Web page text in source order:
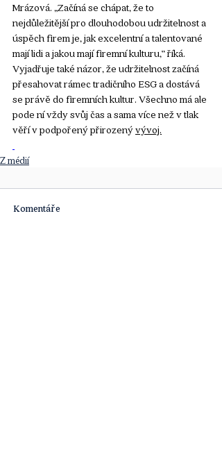
Mrázová. „Začíná se chápat, že to
nejdůležitější pro dlouhodobou udržitelnost a
úspěch firem je, jak excelentní a talentované
mají lidi a jakou mají firemní kulturu,“ říká.
Vyjadřuje také názor, že udržitelnost začíná
přesahovat rámec tradičního ESG a dostává
se právě do firemních kultur. Všechno má ale
pode ní vždy svůj čas a sama více než v tlak
věří v podpořený přirozený vývoj.
Z médií
Komentáře